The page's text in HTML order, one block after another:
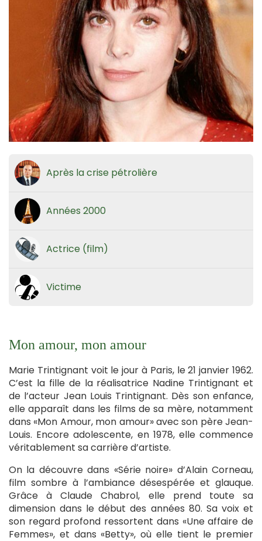
Après la crise pétrolière
Années 2000
Actrice (film)
Victime
Mon amour, mon amour
Marie Trintignant voit le jour à Paris, le 21 janvier 1962.
C’est la fille de la réalisatrice Nadine Trintignant et
de l’acteur Jean Louis Trintignant. Dès son enfance,
elle apparaît dans les films de sa mère, notamment
dans «Mon Amour, mon amour» avec son père Jean-
Louis. Encore adolescente, en 1978, elle commence
véritablement sa carrière d’artiste.
On la découvre dans «Série noire» d’Alain Corneau,
film sombre à l’ambiance désespérée et glauque.
Grâce à Claude Chabrol, elle prend toute sa
dimension dans le début des années 80. Sa voix et
son regard profond ressortent dans «Une affaire de
Femmes», et dans «Betty», où elle tient le premier